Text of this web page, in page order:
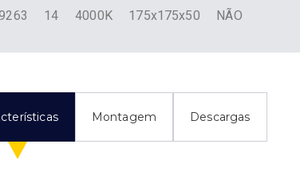
14 4000K 175x175x50 NÃO
Montagem Descargas